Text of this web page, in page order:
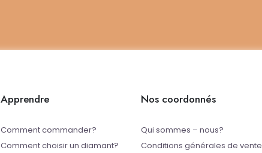
Apprendre
Comment commander?
Comment choisir un diamant?
Nos coordonnés
Qui sommes – nous?
Conditions générales de vente